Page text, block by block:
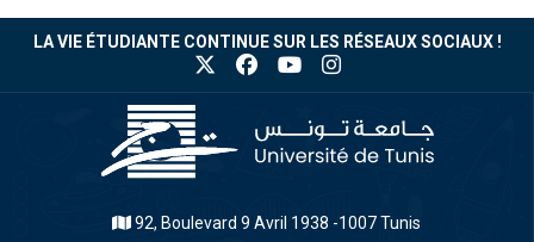
LA VIE ÉTUDIANTE CONTINUE SUR LES RÉSEAUX SOCIAUX !
92, Boulevard 9 Avril 1938 -1007 Tunis